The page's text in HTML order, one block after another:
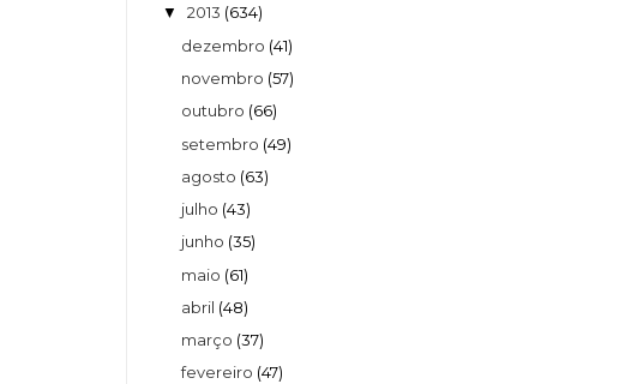
▼ 2013 (634)
dezembro (41)
novembro (57)
outubro (66)
setembro (49)
agosto (63)
julho (43)
junho (35)
maio (61)
abril (48)
março (37)
fevereiro (47)